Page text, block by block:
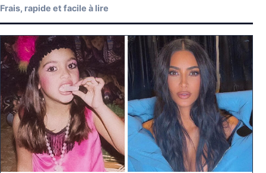
Frais, rapide et facile à lire